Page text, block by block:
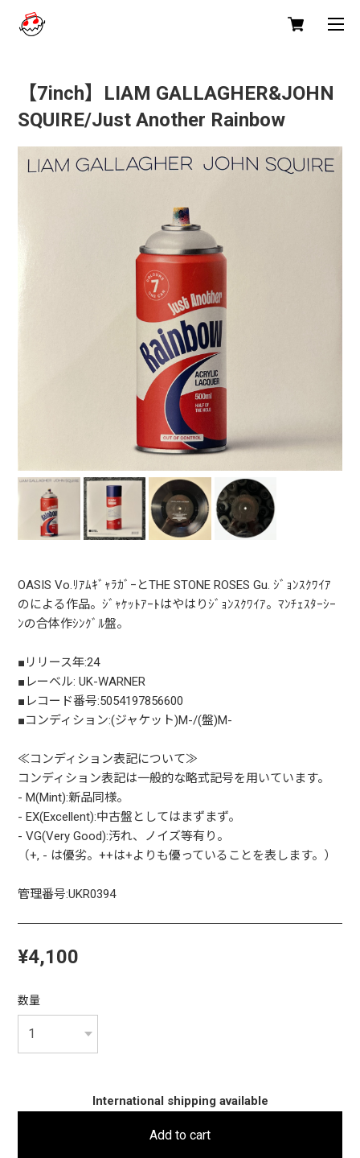
【7inch】LIAM GALLAGHER&JOHN
SQUIRE/Just Another Rainbow
OASIS Vo.ﾘｱﾑｷﾞｬﾗｶﾞｰとTHE STONE ROSES Gu. ｼﾞｮﾝｽｸﾜｲｱ
のによる作品。ｼﾞｬｹｯﾄｱｰﾄはやはりｼﾞｮﾝｽｸﾜｲｱ。ﾏﾝﾁｪｽﾀｰｼｰ
ﾝの合体作ｼﾝｸﾞﾙ盤。
■リリース年:24
■レーベル: UK-WARNER
■レコード番号:5054197856600
■コンディション:(ジャケット)M-/(盤)M-
≪コンディション表記について≫
コンディション表記は一般的な略式記号を用いています。
- M(Mint):新品同様。
- EX(Excellent):中古盤としてはまずまず。
- VG(Very Good):汚れ、ノイズ等有り。
（+, - は優劣。++は+よりも優っていることを表します。）
管理番号:UKR0394
¥4,100
数量
International shipping available
Add to cart